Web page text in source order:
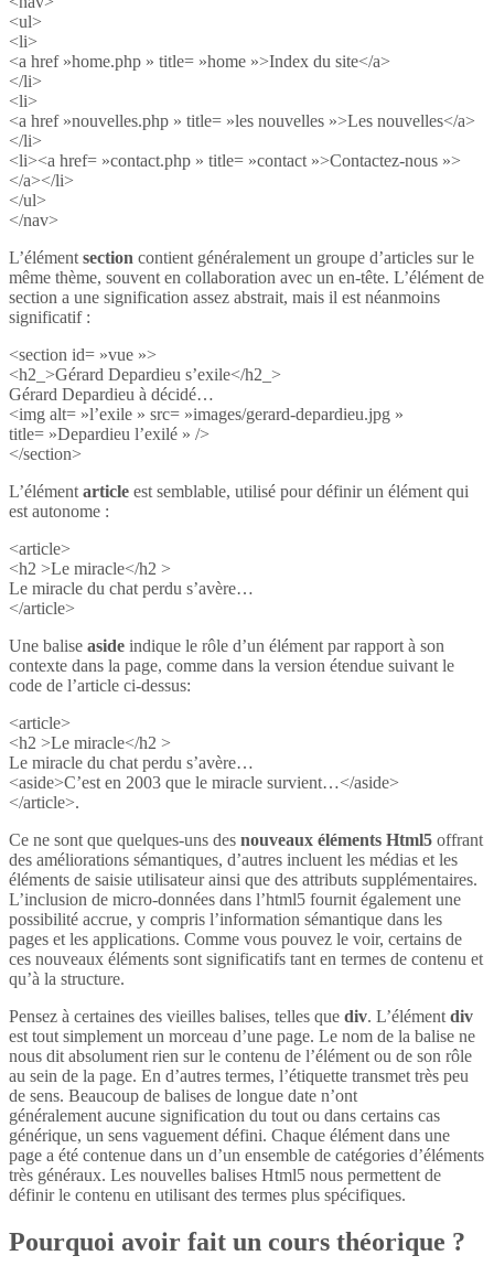
<ul>
<li>
<a href »home.php » title= »home »>Index du site</a>
</li>
<li>
<a href »nouvelles.php » title= »les nouvelles »>Les nouvelles</a>
</li>
<li><a href= »contact.php » title= »contact »>Contactez-nous »>
</a></li>
</ul>
</nav>
L’élément section contient généralement un groupe d’articles sur le
même thème, souvent en collaboration avec un en-tête. L’élément de
section a une signification assez abstrait, mais il est néanmoins
significatif :
<section id= »vue »>
<h2_>Gérard Depardieu s’exile</h2_>
Gérard Depardieu à décidé…
<img alt= »l’exile » src= »images/gerard-depardieu.jpg »
title= »Depardieu l’exilé » />
</section>
L’élément article est semblable, utilisé pour définir un élément qui
est autonome :
<article>
<h2 >Le miracle</h2 >
Le miracle du chat perdu s’avère…
</article>
Une balise aside indique le rôle d’un élément par rapport à son
contexte dans la page, comme dans la version étendue suivant le
code de l’article ci-dessus:
<article>
<h2 >Le miracle</h2 >
Le miracle du chat perdu s’avère…
<aside>C’est en 2003 que le miracle survient…</aside>
</article>.
Ce ne sont que quelques-uns des nouveaux éléments Html5 offrant
des améliorations sémantiques, d’autres incluent les médias et les
éléments de saisie utilisateur ainsi que des attributs supplémentaires.
L’inclusion de micro-données dans l’html5 fournit également une
possibilité accrue, y compris l’information sémantique dans les
pages et les applications. Comme vous pouvez le voir, certains de
ces nouveaux éléments sont significatifs tant en termes de contenu et
qu’à la structure.
Pensez à certaines des vieilles balises, telles que div. L’élément div
est tout simplement un morceau d’une page. Le nom de la balise ne
nous dit absolument rien sur le contenu de l’élément ou de son rôle
au sein de la page. En d’autres termes, l’étiquette transmet très peu
de sens. Beaucoup de balises de longue date n’ont
généralement aucune signification du tout ou dans certains cas
générique, un sens vaguement défini. Chaque élément dans une
page a été contenue dans un d’un ensemble de catégories d’éléments
très généraux. Les nouvelles balises Html5 nous permettent de
définir le contenu en utilisant des termes plus spécifiques.
Pourquoi avoir fait un cours théorique ?